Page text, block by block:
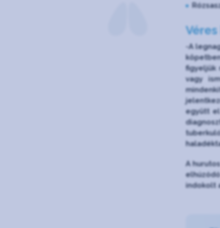
-A
figyeljük
vagy
együtt
A
indokolt